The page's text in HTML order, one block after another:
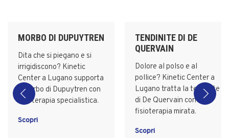
MORBO DI DUPUYTREN
Dita che si piegano e si
irrigidiscono? Kinetic
Center a Lugano supporta
il Morbo di Dupuytren con
fisioterapia specialistica.
Scopri
TENDINITE DI DE
QUERVAIN
Dolore al polso e al
pollice? Kinetic Center a
Lugano tratta la tendinite
di De Quervain con
fisioterapia mirata.
Scopri